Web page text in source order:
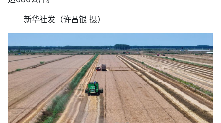
新华社发（许昌银 摄）